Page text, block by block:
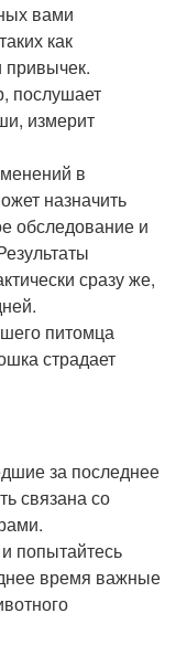
вами
как
привычек.
послушает
измерит
в
назначить
обследование и
сразу же,
питомца
страдает
за последнее
связана со
попытайтесь
время важные